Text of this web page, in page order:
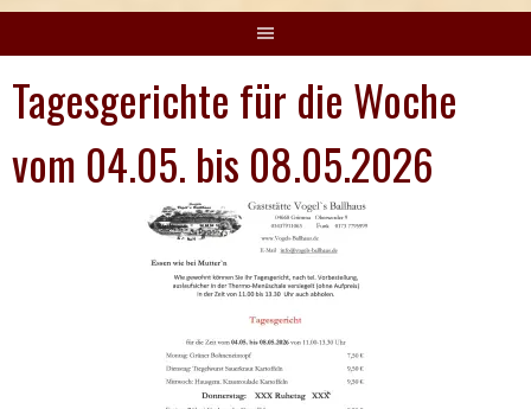
Tagesgerichte für die Woche
vom 04.05. bis 08.05.2026